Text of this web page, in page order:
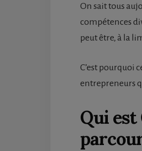
On sait tous
compétences
peut être, à la
C’est pourquoi
entrepreneurs
Qui